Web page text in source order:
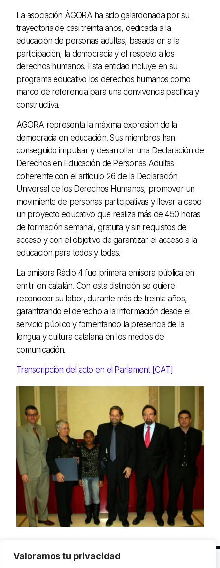
Valoramos tu privacidad
La asociación ÀGORA ha sido galardonada por su
trayectoria de casi treinta años, dedicada a la
educación de personas adultas, basada en a la
participación, la democracia y el respeto a los
derechos humanos. Esta entidad incluye en su
programa educativo los derechos humanos como
marco de referencia para una convivencia pacífica y
constructiva.
ÀGORA representa la máxima expresión de la
democracia en educación. Sus miembros han
conseguido impulsar y desarrollar una Declaración de
Derechos en Educación de Personas Adultas
coherente con el artículo 26 de la Declaración
Universal de los Derechos Humanos, promover un
movimiento de personas participativas y llevar a cabo
un proyecto educativo que realiza más de 450 horas
de formación semanal, gratuita y sin requisitos de
acceso y con el objetivo de garantizar el acceso a la
educación para todos y todas.
La emisora Ràdio 4 fue primera emisora pública en
emitir en catalán. Con esta distinción se quiere
reconocer su labor, durante más de treinta años,
garantizando el derecho a la información desde el
servicio público y fomentando la presencia de la
lengua y cultura catalana en los medios de
comunicación.
Transcripción del acto en el Parlament [CAT]